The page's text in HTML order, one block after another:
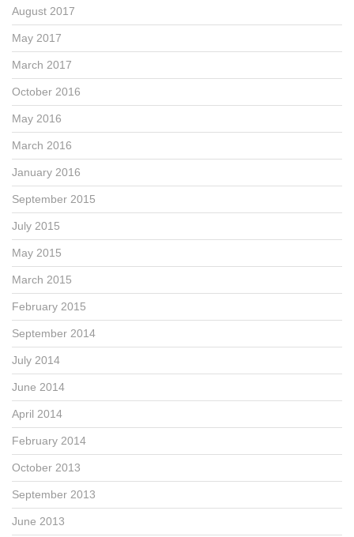
August 2017
May 2017
March 2017
October 2016
May 2016
March 2016
January 2016
September 2015
July 2015
May 2015
March 2015
February 2015
September 2014
July 2014
June 2014
April 2014
February 2014
October 2013
September 2013
June 2013